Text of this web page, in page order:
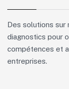
Des solutions sur
diagnostics pour
compétences et
entreprises.